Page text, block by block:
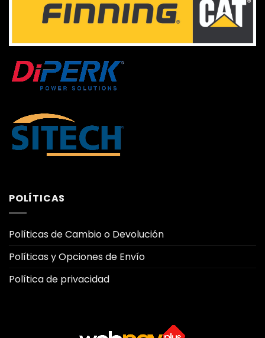
POLÍTICAS
Políticas de Cambio o Devolución
Políticas y Opciones de Envío
Política de privacidad